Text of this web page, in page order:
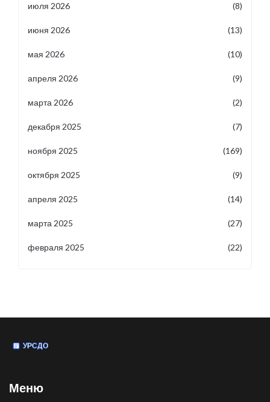
июля 2026 (8)
июня 2026 (13)
мая 2026 (10)
апреля 2026 (9)
марта 2026 (2)
декабря 2025 (7)
ноября 2025 (169)
октября 2025 (9)
апреля 2025 (14)
марта 2025 (27)
февраля 2025 (22)
Меню